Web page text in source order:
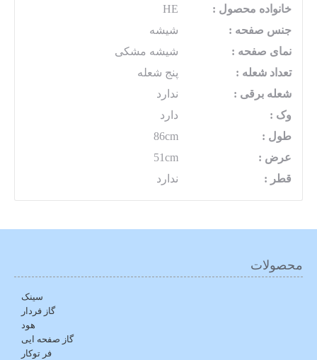
خانواده محصول :
HE
جنس صفحه :
شیشه
نمای صفحه :
شیشه مشکی
تعداد شعله :
پنج شعله
شعله برقی :
ندارد
وک :
دارد
طول :
86cm
عرض :
51cm
قطر :
ندارد
محصولات
سینک
گاز فردار
هود
گاز صفحه ایی
فر توکار